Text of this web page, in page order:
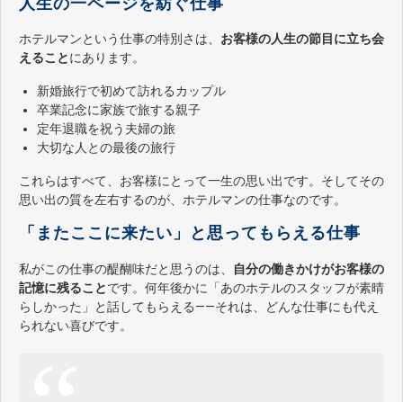
ホテルマンという仕事の特別さは、 お客様の人生の節目に立ち会
えることにあります。
新婚旅行で初めて訪れるカップル
卒業記念に家族で旅する親子
定年退職を祝う夫婦の旅
大切な人との最後の旅行
これらはすべて、お客様にとって一生の思い出です。そしてその
思い出の質を左右するのが、ホテルマンの仕事なのです。
「またここに来たい」と思ってもらえる仕事
私がこの仕事の醍醐味だと思うのは、
自分の働きかけがお客様の
記憶に残ることです。何年後かに「あのホテルのスタッフが素晴
らしかった」と話してもらえる——それは、どんな仕事にも代え
られない喜びです。